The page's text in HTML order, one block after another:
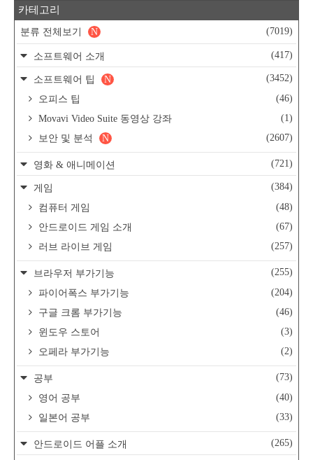
카테고리
분류 전체보기 (7019)
N
소프트웨어 소개 (417)
소프트웨어 팁 (3452)
N
오피스 팁
(46)
Movavi Video Suite 동영상 강좌
(1)
보안 및 분석
(2607)
N
영화 & 애니메이션 (721)
게임
(384)
컴퓨터 게임
(48)
안드로이드 게임 소개
(67)
러브 라이브 게임
(257)
브라우저 부가기능
(255)
파이어폭스 부가기능
(204)
구글 크롬 부가기능
(46)
윈도우 스토어
(3)
오페라 부가기능
(2)
공부
(73)
영어 공부
(40)
일본어 공부
(33)
안드로이드 어플 소개 (265)